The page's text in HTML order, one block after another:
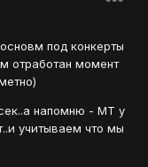
под конкерты
отработан момент
напомню - МТ у
учитываем что мы